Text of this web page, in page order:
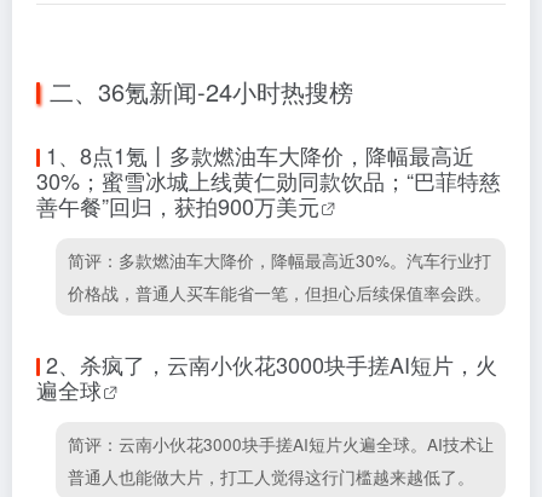
二、36氪新闻-24小时热搜榜
1、 8点1氪丨多款燃油车大降价，降幅最高近
30%；蜜雪冰城上线黄仁勋同款饮品；“巴菲特慈
善午餐”回归，获拍900万美元
简评：多款燃油车大降价，降幅最高近30%。汽车行业打
价格战，普通人买车能省一笔，但担心后续保值率会跌。
2、 杀疯了，云南小伙花3000块手搓AI短片，火
遍全球
简评：云南小伙花3000块手搓AI短片火遍全球。AI技术让
普通人也能做大片，打工人觉得这行门槛越来越低了。